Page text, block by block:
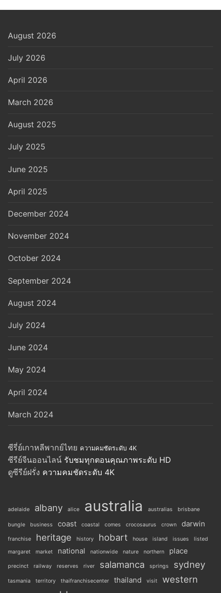
August 2026
July 2026
April 2026
March 2026
August 2025
July 2025
June 2025
April 2025
December 2024
November 2024
October 2024
September 2024
August 2024
July 2024
June 2024
May 2024
April 2024
March 2024
ซีรี่ย์เกาหลีพากย์ไทย ความคมชัดระดับ 4K
ซีรีย์จีนออนไลน์ รับชมทุกตอนคุณภาพระดับ HD
ดูซีรีย์ฝรั่ง ความคมชัดระดับ 4K
adelaide albany alice australia australias brisbane
bungle business coast coastal comes crocosaurus crown darwin
franchise heritage history hobart house island issues
listed
margaret
market national nationwide nature northern place
precinct railway reserves river salamanca springs sydney
tasmania territory thaifranchisecenter thailand visit western